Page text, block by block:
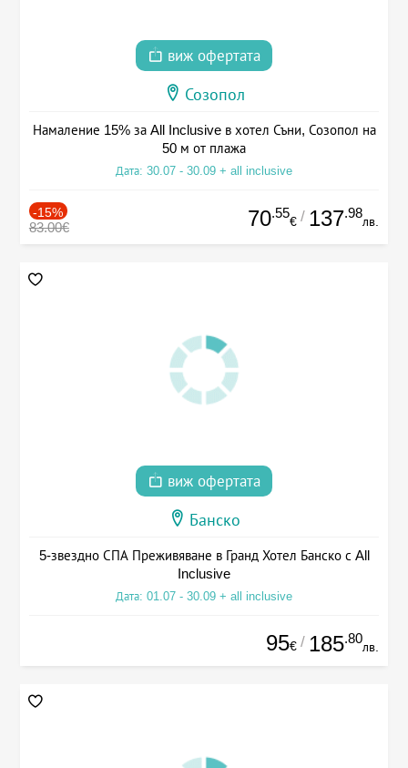
виж офертата
Созопол
Намаление 15% за All Inclusive в хотел Съни, Созопол на
50 м от плажа
Дата: 30.07 - 30.09 + all inclusive
-15%
83.00€ 70.55
€ / 137.98
лв.
виж офертата
Банско
5-звездно СПА Преживяване в Гранд Хотел Банско с All
Inclusive
Дата: 01.07 - 30.09 + all inclusive
95€ / 185.80
лв.